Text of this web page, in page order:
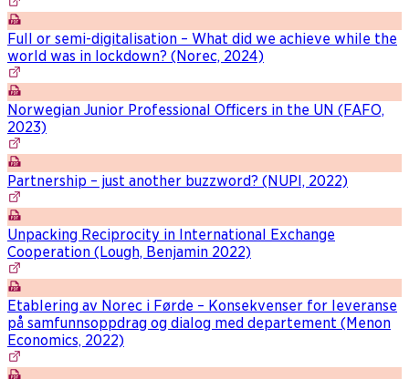
Full or semi-digitalisation – What did we achieve while the
world was in lockdown? (Norec, 2024)
Norwegian Junior Professional Officers in the UN (FAFO,
2023)
Partnership – just another buzzword? (NUPI, 2022)
Unpacking Reciprocity in International Exchange
Cooperation (Lough, Benjamin 2022)
Etablering av Norec i Førde – Konsekvenser for leveranse
på samfunnsoppdrag og dialog med departement (Menon
Economics, 2022)